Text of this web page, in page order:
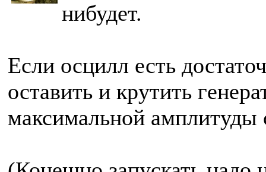
нибудет.
Если осцилл есть
оставить и крутить
максимальной амплитуды